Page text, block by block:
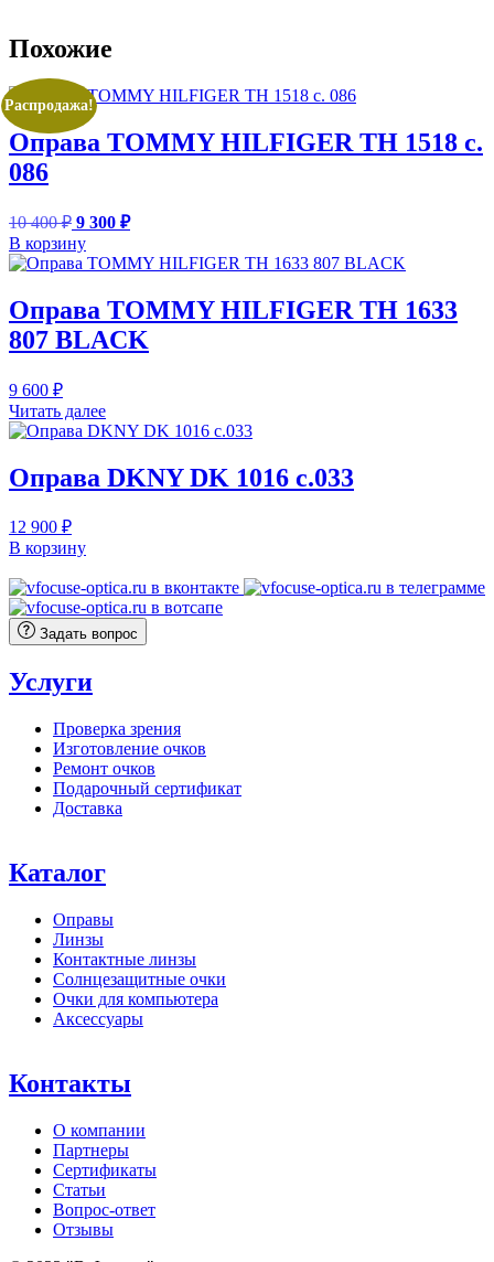
Похожие
Распродажа!
Оправа TOMMY HILFIGER TH 1518 c.
086
10 400₽ Первоначальная
цена
составляла
10
400 ₽.
9 300 ₽Текущая
9
В корзину
Оправа TOMMY HILFIGER TH 1633
807 BLACK
9 600 ₽
Читать далее
Оправа DKNY DK 1016 c.033
12 900 ₽
В корзину
Задать вопрос
Услуги
Проверка зрения
Изготовление очков
Ремонт очков
Подарочный сертификат
Доставка
Каталог
Оправы
Линзы
Контактные линзы
Солнцезащитные очки
Очки для компьютера
Аксессуары
Контакты
О компании
Партнеры
Сертификаты
Статьи
Вопрос-ответ
Отзывы